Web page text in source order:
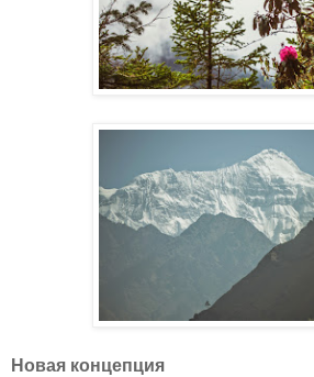
Новая концепция